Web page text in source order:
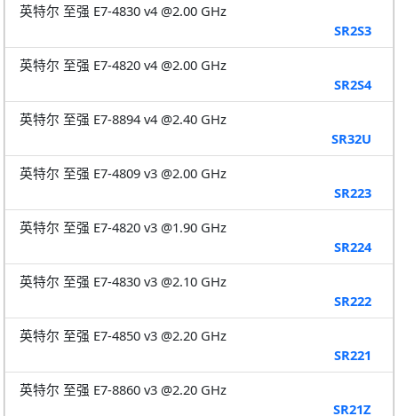
英特尔 至强 E7-4830 v4 @2.00 GHz
SR2S3
英特尔 至强 E7-4820 v4 @2.00 GHz
SR2S4
英特尔 至强 E7-8894 v4 @2.40 GHz
SR32U
英特尔 至强 E7-4809 v3 @2.00 GHz
SR223
英特尔 至强 E7-4820 v3 @1.90 GHz
SR224
英特尔 至强 E7-4830 v3 @2.10 GHz
SR222
英特尔 至强 E7-4850 v3 @2.20 GHz
SR221
英特尔 至强 E7-8860 v3 @2.20 GHz
SR21Z